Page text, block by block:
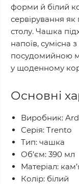
форми й білий
сервірування як
столу. Чашка
напоїв, сумісна
посудомийною
у щоденному
Основні
Виробник:
Серія: Trento
Тип: чашка
Об’єм: 390 мл
Матеріал:
Колір: білий